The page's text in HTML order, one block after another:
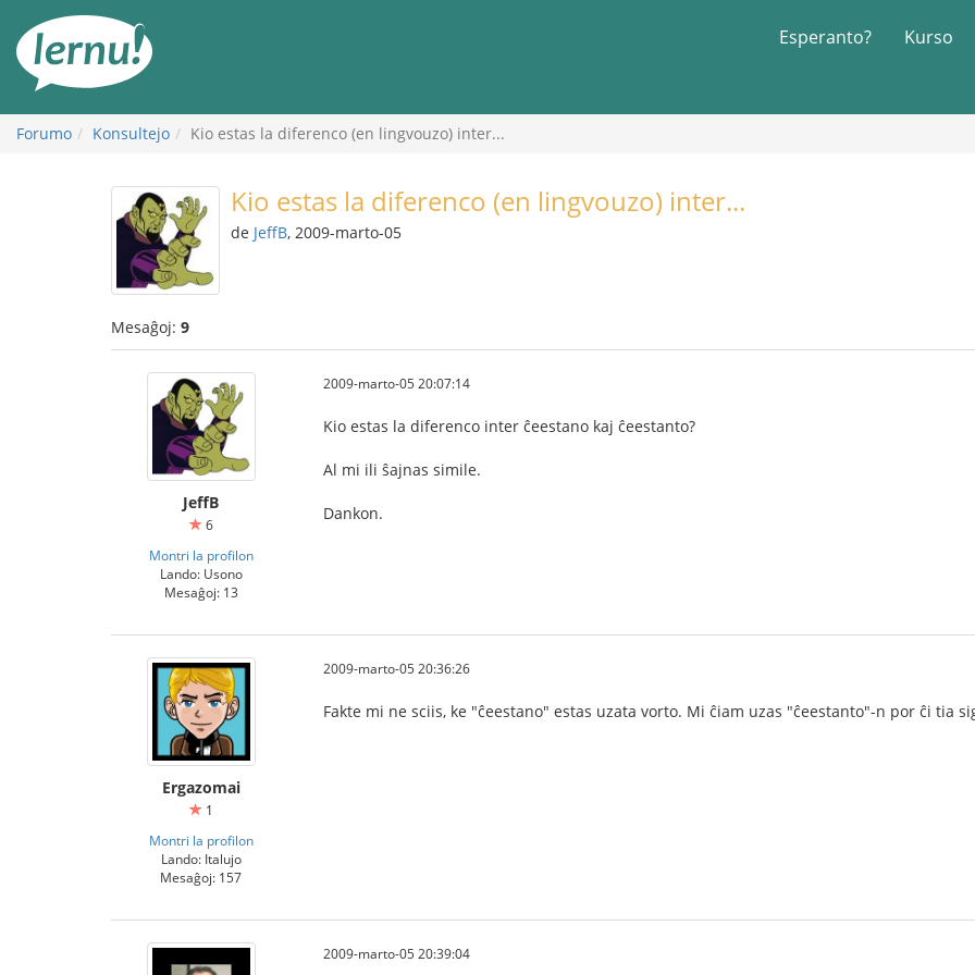
enhavo
Esperanto? Kurso
Forumo Konsultejo Kio estas la diferenco (en lingvouzo) inter...
Kio estas la diferenco (en lingvouzo) inter...
de JeffB, 2009-marto-05
Mesaĝoj: 9
JeffB
6
Montri la profilon
Lando: Usono
Mesaĝoj: 13
2009-marto-05 20:07:14
Kio estas la diferenco inter ĉeestano kaj ĉeestanto?
Al mi ili ŝajnas simile.
Dankon.
Ergazomai
1
Montri la profilon
Lando: Italujo
Mesaĝoj: 157
2009-marto-05 20:36:26
Fakte mi ne sciis, ke "ĉeestano" estas uzata vorto. Mi ĉiam uzas "ĉeestanto"-n por ĉi tia
2009-marto-05 20:39:04